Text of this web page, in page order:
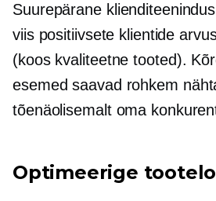
Suurepärane
viis positiivsete klientide
(koos kvaliteetne tooted).
esemed saavad rohkem
tõenäolisemalt oma
Optimeerige